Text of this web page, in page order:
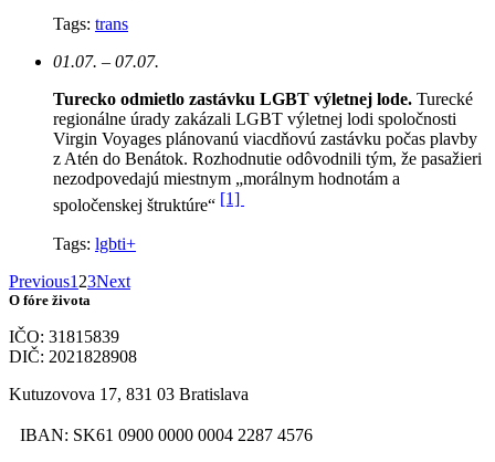
Tags: trans
01.07. – 07.07.
Turecko odmietlo zastávku LGBT výletnej lode. Turecké
regionálne úrady zakázali LGBT výletnej lodi spoločnosti
Virgin Voyages plánovanú viacdňovú zastávku počas plavby
z Atén do Benátok. Rozhodnutie odôvodnili tým, že pasažieri
nezodpovedajú miestnym „morálnym hodnotám a
spoločenskej štruktúre“ [1]
Tags: lgbti+
Previous1 23Next
O fóre života
IČO: 31815839
DIČ: 2021828908
Kutuzovova 17, 831 03 Bratislava
IBAN: SK61 0900 0000 0004 2287 4576